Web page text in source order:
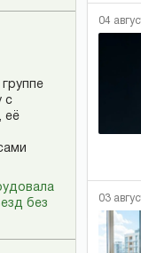
с
её
без
04
03